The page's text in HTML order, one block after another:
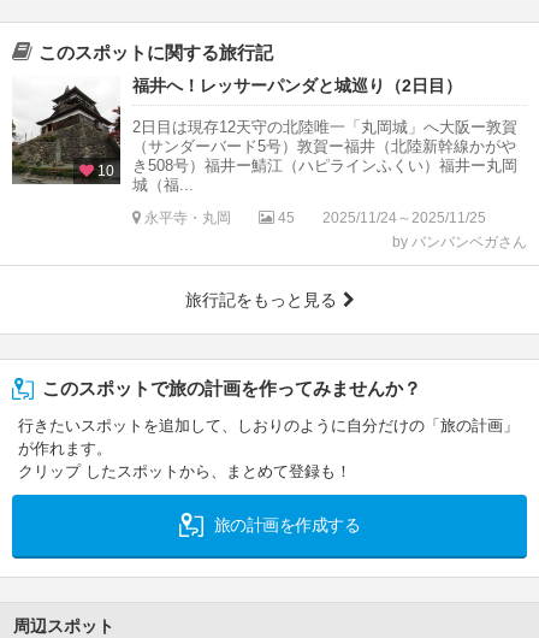
このスポットに関する旅行記
10
福井へ！レッサーパンダと城巡り（2日目）
2日目は現存12天守の北陸唯一「丸岡城」へ大阪ー敦賀
（サンダーバード5号）敦賀ー福井（北陸新幹線かがや
き508号）福井ー鯖江（ハピラインふくい）福井ー丸岡
城（福...
永平寺・丸岡 45
2025/11/24～2025/11/25
by バンバンベガさん
旅行記をもっと見る
このスポットで旅の計画を作ってみませんか？
行きたいスポットを追加して、しおりのように自分だけの「旅の計画」
が作れます。
クリップ したスポットから、まとめて登録も！
旅の計画を作成する
周辺スポット